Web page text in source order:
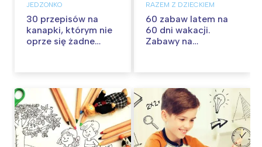
JEDZONKO
30 przepisów na
kanapki, którym nie
oprze się żadne
RAZEM Z DZIECKIEM
60 zabaw latem na
60 dni wakacji.
Zabawy na